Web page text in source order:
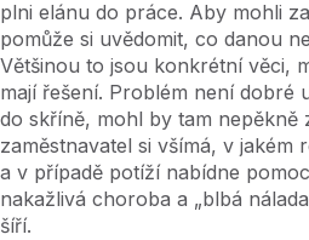
plni elánu do práce. Aby mohli
pomůže si uvědomit, co danou
Většinou to jsou konkrétní věci,
mají řešení. Problém není dobré
do skříně, mohl by tam nepěkně
zaměstnavatel si všímá, v jakém
a v případě potíží nabídne
nakažlivá choroba a „blbá
šíří.